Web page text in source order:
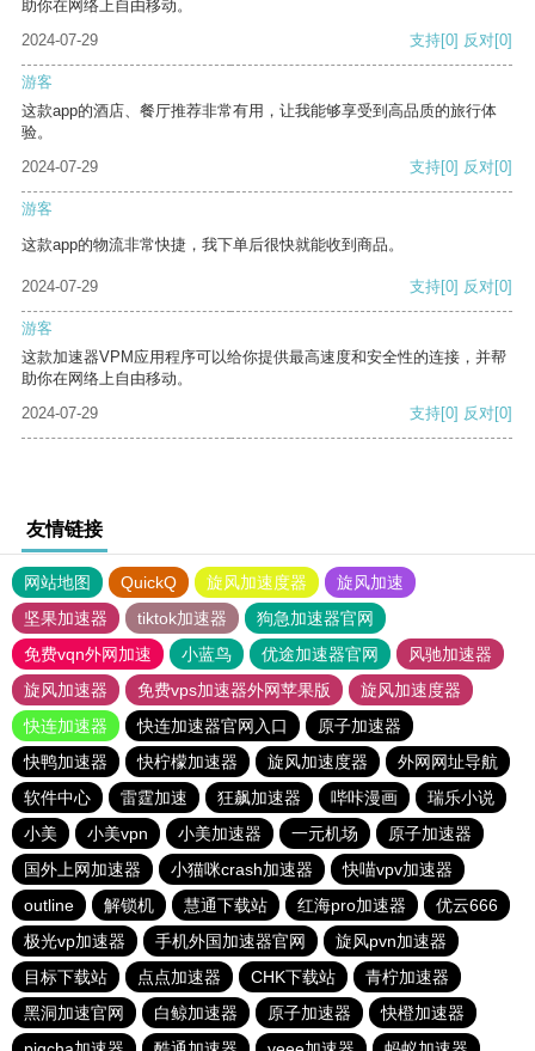
助你在网络上自由移动。
2024-07-29
支持[0] 反对[0]
游客
这款app的酒店、餐厅推荐非常有用，让我能够享受到高品质的旅行体
验。
2024-07-29
支持[0] 反对[0]
游客
这款app的物流非常快捷，我下单后很快就能收到商品。
2024-07-29 支持[0] 反对[0]
游客
这款加速器VPM应用程序可以给你提供最高速度和安全性的连接，并帮
助你在网络上自由移动。
2024-07-29
支持[0] 反对[0]
友情链接
网站地图 QuickQ 旋风加速度器
旋风加速
坚果加速器
tiktok加速器
狗急加速器官网
免费vqn外网加速
小蓝鸟 优途加速器官网
风驰加速器
旋风加速器
免费vps加速器外网苹果版
旋风加速度器
快连加速器
快连加速器官网入口
原子加速器
快鸭加速器
快柠檬加速器 旋风加速度器
外网网址导航
软件中心
雷霆加速 狂飙加速器 哔咔漫画
瑞乐小说
小美
小美vpn 小美加速器 一元机场
原子加速器
国外上网加速器
小猫咪crash加速器
快喵vpv加速器
outline
解锁机 慧通下载站 红海pro加速器
优云666
极光vp加速器
手机外国加速器官网
旋风pvn加速器
目标下载站
点点加速器 CHK下载站
青柠加速器
黑洞加速官网
白鲸加速器 原子加速器
快橙加速器